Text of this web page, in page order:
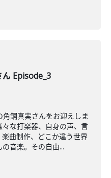
Episode_3
銅真実さんをお迎えしま
な打楽器、自身の声、言
曲制作、どこか違う世界
音楽。その自由...